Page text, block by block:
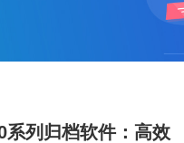
系列归档软件：高效